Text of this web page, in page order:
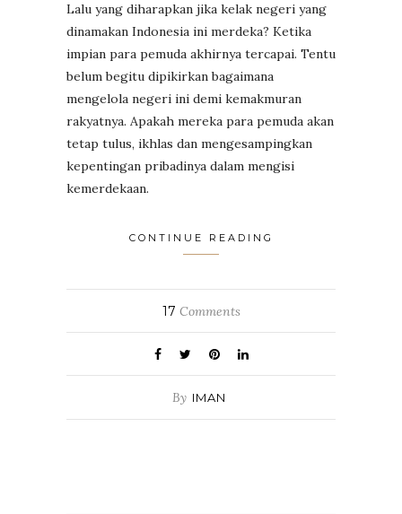
Lalu yang diharapkan jika kelak negeri yang
dinamakan Indonesia ini merdeka? Ketika
impian para pemuda akhirnya tercapai. Tentu
belum begitu dipikirkan bagaimana
mengelola negeri ini demi kemakmuran
rakyatnya. Apakah mereka para pemuda akan
tetap tulus, ikhlas dan mengesampingkan
kepentingan pribadinya dalam mengisi
kemerdekaan.
CONTINUE READING
17 Comments
By IMAN